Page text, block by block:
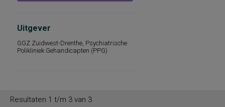
persoonlijkheidstrekken
posttraumatische stress
posttraumatische stressstoornis
psychopathologie en
sociaal-emotioneel functioneren en
betrokkenheid bij school
Uitgever
GGZ Zuidwest-Drenthe, Psychiatrische
Polikliniek Gehandicapten (PPG)
Resultaten 1 t/m 3 van 3